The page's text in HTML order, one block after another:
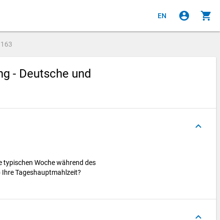
EN account_circle shopping_cart
163
- Deutsche und
keyboard_arrow_up
typischen Woche während des
Tageshauptmahlzeit?
keyboard_arrow_up